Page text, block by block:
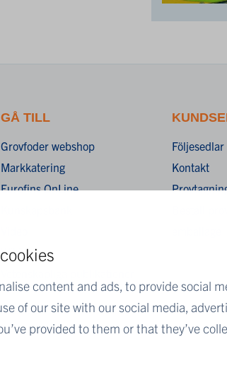
content and ads, to provide social
of our site with our social media,
provided to them or that they’ve
GÅ TILL
Grovfoder webshop
Markkatering
Eurofins OnLine
Wiki
Följesedlar
Kontakt